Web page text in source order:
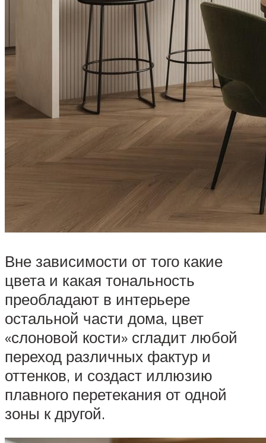
Вне зависимости от того какие
цвета и какая тональность
преобладают в интерьере
остальной части дома, цвет
«слоновой кости» сгладит любой
переход различных фактур и
оттенков, и создаст иллюзию
плавного перетекания от одной
зоны к другой.